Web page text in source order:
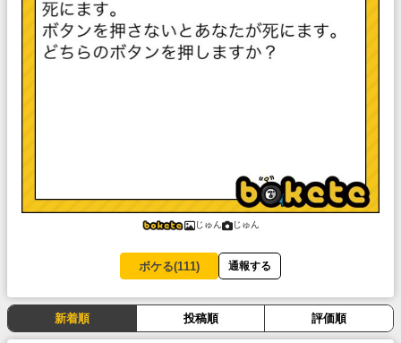
じゅん じゅん
ボケる(111) 通報する
新着順 投稿順 評価順